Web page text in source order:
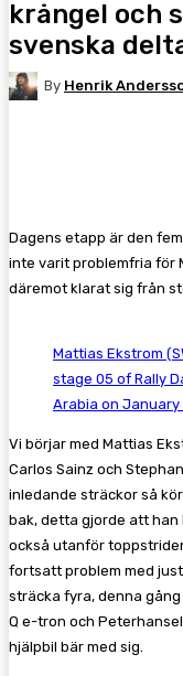
krångel och
svenska
By Henrik
Dagens etapp är den
inte varit problemfria för
däremot klarat sig från
Mattias Ekstrom
stage 05 of Rally
Arabia on January
Vi börjar med Mattias
Carlos Sainz och
inledande sträckor så
bak, detta gjorde att
också utanför
fortsatt problem med
sträcka fyra, denna gång
Q e-tron och
hjälpbil bär med sig.